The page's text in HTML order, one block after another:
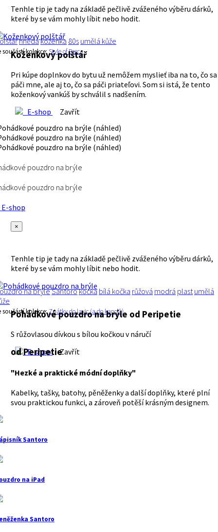
Tenhle tip je tady na základě pečlivě zváženého výběru dárků,
které by se vám mohly líbit nebo hodit.
hnědá koženka 80s umělá kůže
součástí kolekce:Style of Becca
Koženkový polštář
Pri kúpe doplnkov do bytu už nemôžem myslieť iba na to, čo sa
páči mne, ale aj to, čo sa páči priateľovi. Som si istá, že tento
koženkový vankúš by schválil s nadšením.
E-shop
Zavřít
pouzdro na brýle
pouzdro na brýle
shop
×
Tenhle tip je tady na základě pečlivě zváženého výběru dárků,
které by se vám mohly líbit nebo hodit.
na brýleSantorokočka bílá kočka růžová modrá plast umělá
součástí kolekce:Zpátky do lavic (a do kanclů)
Pohádkové pouzdro na brýle od Peripetie
S růžovlasou dívkou s bílou kočkou v náručí
E-shop Zavřít
od Peripetie
"Hezké a praktické módní doplňky"
Kabelky, tašky, batohy, pěněženky a další doplňky, které plní
svou praktickou funkci, a zároveň potěší krásným designem.
Santoro
na iPad
Santoro